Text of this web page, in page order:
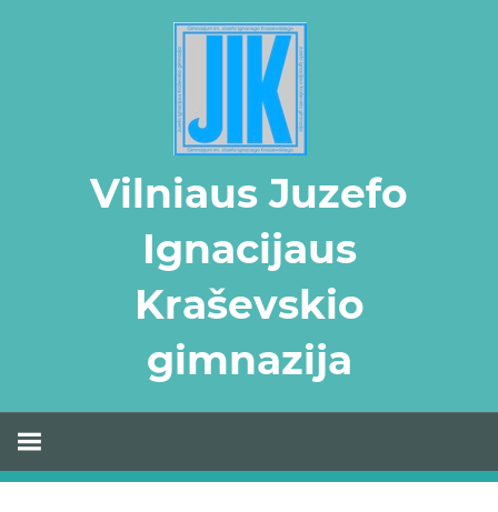
Vilniaus Juzefo
Ignacijaus
Kraševskio
gimnazija